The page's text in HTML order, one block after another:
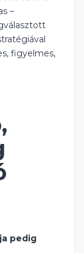
–
figyelmes,
pedig